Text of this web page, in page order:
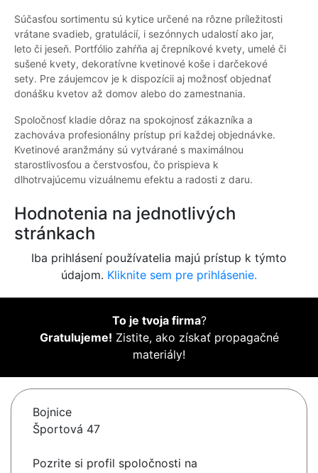
Súčasťou sortimentu sú kytice určené na rôzne príležitosti
vrátane svadieb, gratulácií, i sezónnych udalostí ako jar,
leto či jeseň. Portfólio zahŕňa aj črepníkové kvety, umelé či
sušené kvety, dekoratívne kvetinové koše i darčekové
sety. Pre záujemcov je k dispozícii aj možnosť objednať
donášku kvetov až domov alebo do zamestnania.
Spoločnosť kladie dôraz na spokojnosť zákazníka a
zachováva profesionálny prístup pri každej objednávke.
Kvetinové aranžmány sú vytvárané s maximálnou
starostlivosťou a čerstvosťou, čo prispieva k
dlhotrvajúcemu vizuálnemu efektu a radosti z daru.
Hodnotenia na jednotlivých
stránkach
Iba prihlásení používatelia majú prístup k týmto
údajom. Kliknite sem pre prihlásenie.
To je tvoja firma?
Gratulujeme! Zistite, ako získať propagačné
materiály!
Bojnice
Športová 47
Pozrite si profil spoločnosti na